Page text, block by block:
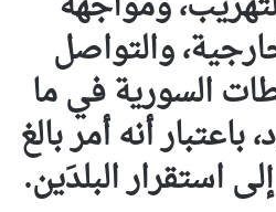
والتواصل
السورية في ما
أنه أمر بالغ
استقرار البلدَين.